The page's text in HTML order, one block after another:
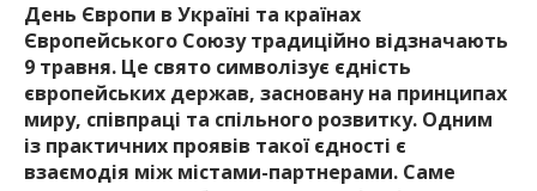
День Європи в Україні та країнах
Європейського Союзу традиційно відзначають
9 травня. Це свято символізує єдність
європейських держав, засновану на принципах
миру, співпраці та спільного розвитку. Одним
із практичних проявів такої єдності є
взаємодія між містами-партнерами. Саме